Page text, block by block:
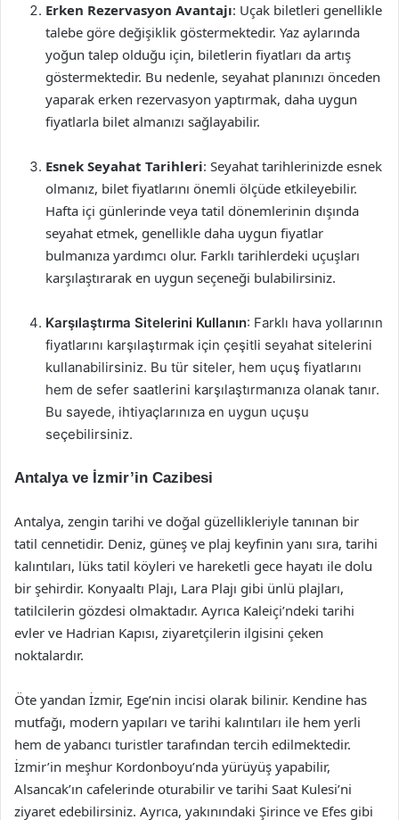
Erken Rezervasyon Avantajı: Uçak biletleri genellikle
talebe göre değişiklik göstermektedir. Yaz aylarında
yoğun talep olduğu için, biletlerin fiyatları da artış
göstermektedir. Bu nedenle, seyahat planınızı önceden
yaparak erken rezervasyon yaptırmak, daha uygun
fiyatlarla bilet almanızı sağlayabilir.
Esnek Seyahat Tarihleri: Seyahat tarihlerinizde esnek
olmanız, bilet fiyatlarını önemli ölçüde etkileyebilir.
Hafta içi günlerinde veya tatil dönemlerinin dışında
seyahat etmek, genellikle daha uygun fiyatlar
bulmanıza yardımcı olur. Farklı tarihlerdeki uçuşları
karşılaştırarak en uygun seçeneği bulabilirsiniz.
Karşılaştırma Sitelerini Kullanın: Farklı hava yollarının
fiyatlarını karşılaştırmak için çeşitli seyahat sitelerini
kullanabilirsiniz. Bu tür siteler, hem uçuş fiyatlarını
hem de sefer saatlerini karşılaştırmanıza olanak tanır.
Bu sayede, ihtiyaçlarınıza en uygun uçuşu
seçebilirsiniz.
Antalya ve İzmir’in Cazibesi
Antalya, zengin tarihi ve doğal güzellikleriyle tanınan bir
tatil cennetidir. Deniz, güneş ve plaj keyfinin yanı sıra, tarihi
kalıntıları, lüks tatil köyleri ve hareketli gece hayatı ile dolu
bir şehirdir. Konyaaltı Plajı, Lara Plajı gibi ünlü plajları,
tatilcilerin gözdesi olmaktadır. Ayrıca Kaleiçi’ndeki tarihi
evler ve Hadrian Kapısı, ziyaretçilerin ilgisini çeken
noktalardır.
Öte yandan İzmir, Ege’nin incisi olarak bilinir. Kendine has
mutfağı, modern yapıları ve tarihi kalıntıları ile hem yerli
hem de yabancı turistler tarafından tercih edilmektedir.
İzmir’in meşhur Kordonboyu’nda yürüyüş yapabilir,
Alsancak’ın cafelerinde oturabilir ve tarihi Saat Kulesi’ni
ziyaret edebilirsiniz. Ayrıca, yakınındaki Şirince ve Efes gibi